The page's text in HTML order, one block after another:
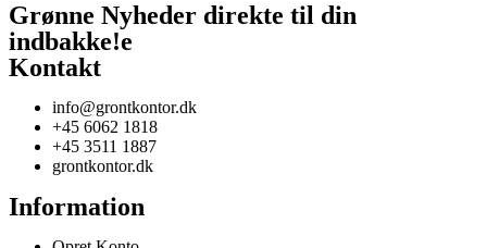
Grønne Nyheder direkte til din
indbakke!e
Kontakt
info@grontkontor.dk
+45 6062 1818
+45 3511 1887
grontkontor.dk
Information